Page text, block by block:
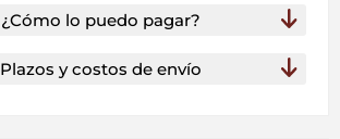
¿Cómo lo puedo pagar?
Plazos y costos de envío